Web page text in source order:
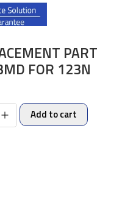
PART
FOR 123N
Add to cart